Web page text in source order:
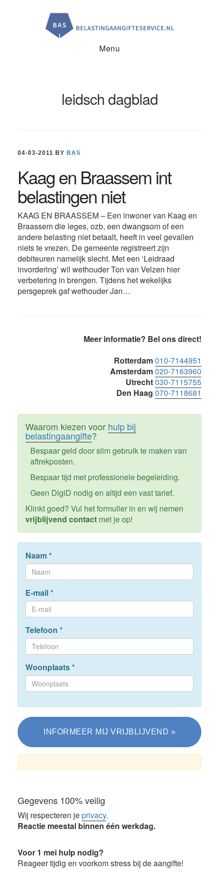
Menu
leidsch dagblad
04-03-2011 BY BAS
Kaag en Braassem int
belastingen niet
KAAG EN BRAASSEM – Een inwoner van Kaag en
Braassem die leges, ozb, een dwangsom of een
andere belasting niet betaalt, heeft in veel gevallen
niets te vrezen. De gemeente registreert zijn
debiteuren namelijk slecht. Met een ‘Leidraad
invordering’ wil wethouder Ton van Velzen hier
verbetering in brengen. Tijdens het wekelijks
persgeprek gaf wethouder Jan…
Meer informatie? Bel ons direct!
Rotterdam010-7144951
Amsterdam020-7163960
Utrecht030-7115755
Den Haag 070-7118681
Waarom kiezen voor hulp bij
belastingaangifte?
Bespaar geld door slim gebruik te maken van
aftrekposten.
Bespaar tijd met professionele begeleiding.
Geen DigiD nodig en altijd een vast tarief.
Klinkt goed? Vul het formulier in en wij nemen
vrijblijvend contactmet je op!
Naam*
E-mail*
Telefoon *
Woonplaats*
Gegevens 100% veilig
Wij respecteren jeprivacy.
Reactie meestal binnen één werkdag.
Voor 1 mei hulp nodig?
Reageer tijdig en voorkom stress bij de aangifte!